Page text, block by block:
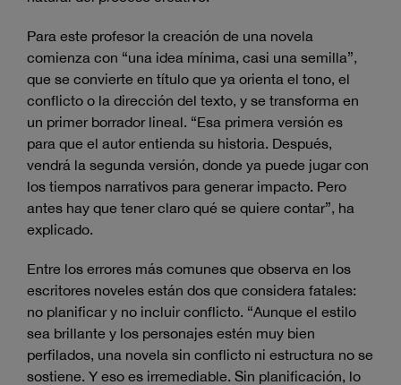
Para este profesor la creación de una novela
comienza con “una idea mínima, casi una semilla”,
que se convierte en título que ya orienta el tono, el
conflicto o la dirección del texto, y se transforma en
un primer borrador lineal. “Esa primera versión es
para que el autor entienda su historia. Después,
vendrá la segunda versión, donde ya puede jugar con
los tiempos narrativos para generar impacto. Pero
antes hay que tener claro qué se quiere contar”, ha
explicado.
Entre los errores más comunes que observa en los
escritores noveles están dos que considera fatales:
no planificar y no incluir conflicto. “Aunque el estilo
sea brillante y los personajes estén muy bien
perfilados, una novela sin conflicto ni estructura no se
sostiene. Y eso es irremediable. Sin planificación, lo